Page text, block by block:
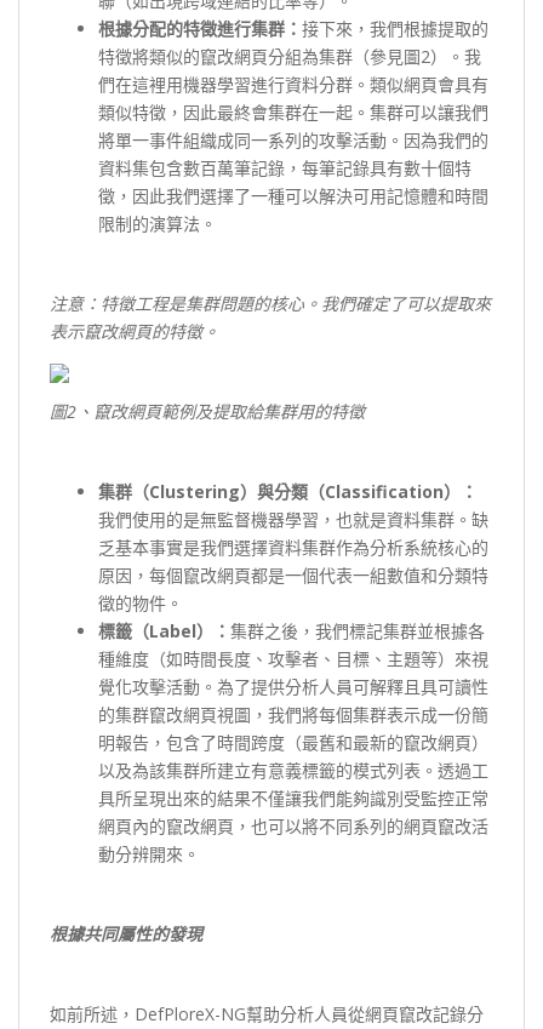
根據分配的特徵進行集群： 接下來，我們根據提取的
特徵將類似的竄改網頁分組為集群（參見圖2）。我
們在這裡用機器學習進行資料分群。類似網頁會具有
類似特徵，因此最終會集群在一起。集群可以讓我們
將單一事件組織成同一系列的攻擊活動。因為我們的
資料集包含數百萬筆記錄，每筆記錄具有數十個特
徵，因此我們選擇了一種可以解決可用記憶體和時間
限制的演算法。
注意：特徵工程是集群問題的核心。我們確定了可以提取來
表示竄改網頁的特徵。
圖2 、竄改網頁範例及提取給集群用的特徵
集群（Clustering）與分類（Classification）：
我們使用的是無監督機器學習，也就是資料集群。缺
乏基本事實是我們選擇資料集群作為分析系統核心的
原因，每個竄改網頁都是一個代表一組數值和分類特
徵的物件。
標籤（Label）： 集群之後，我們標記集群並根據各
種維度（如時間長度、攻擊者、目標、主題等）來視
覺化攻擊活動。為了提供分析人員可解釋且具可讀性
的集群竄改網頁視圖，我們將每個集群表示成一份簡
明報告，包含了時間跨度（最舊和最新的竄改網頁）
以及為該集群所建立有意義標籤的模式列表。透過工
具所呈現出來的結果不僅讓我們能夠識別受監控正常
網頁內的竄改網頁，也可以將不同系列的網頁竄改活
動分辨開來。
根據共同屬性的發現
如前所述，DefPloreX-NG幫助分析人員從網頁竄改記錄分